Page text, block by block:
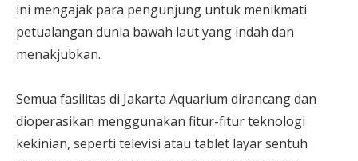
ini mengajak para pengunjung untuk menikmati
petualangan dunia bawah laut yang indah dan
menakjubkan.
Semua fasilitas di Jakarta Aquarium dirancang dan
dioperasikan menggunakan fitur-fitur teknologi
kekinian, seperti televisi atau tablet layar sentuh